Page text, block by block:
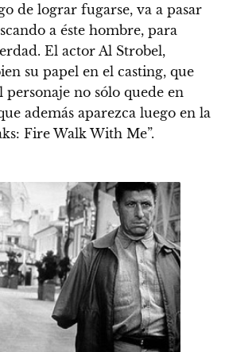
de lograr fugarse, va a pasar
a éste hombre, para
El actor Al Strobel,
su papel en el casting, que
no sólo quede en
además aparezca luego en la
Fire Walk With Me”.